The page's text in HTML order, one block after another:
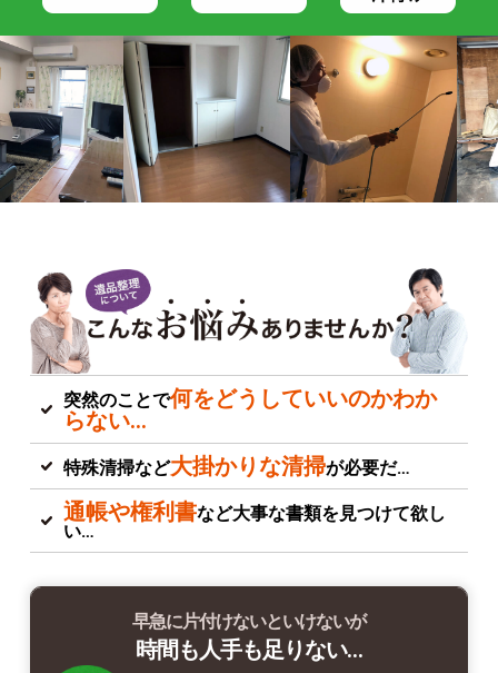
突然のことで何をどうしていいのかわか
らない…
特殊清掃など大掛かりな清掃が必要だ…
通帳や権利書など大事な書類を見つけて欲し
い…
早急に片付けないといけないが
時間も人手も足りない…